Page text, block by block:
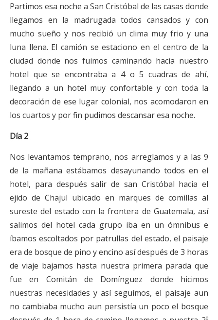
Partimos esa noche a San Cristóbal de las casas donde
llegamos en la madrugada todos cansados y con
mucho sueño y nos recibió un clima muy frio y una
luna llena. El camión se estaciono en el centro de la
ciudad donde nos fuimos caminando hacia nuestro
hotel que se encontraba a 4 o 5 cuadras de ahí,
llegando a un hotel muy confortable y con toda la
decoración de ese lugar colonial, nos acomodaron en
los cuartos y por fin pudimos descansar esa noche.
Día 2
Nos levantamos temprano, nos arreglamos y a las 9
de la mañana estábamos desayunando todos en el
hotel, para después salir de san Cristóbal hacia el
ejido de Chajul ubicado en marques de comillas al
sureste del estado con la frontera de Guatemala, así
salimos del hotel cada grupo iba en un ómnibus e
íbamos escoltados por patrullas del estado, el paisaje
era de bosque de pino y encino así después de 3 horas
de viaje bajamos hasta nuestra primera parada que
fue en Comitán de Domínguez donde hicimos
nuestras necesidades y así seguimos, el paisaje aun
no cambiaba mucho aun persistía un poco el bosque